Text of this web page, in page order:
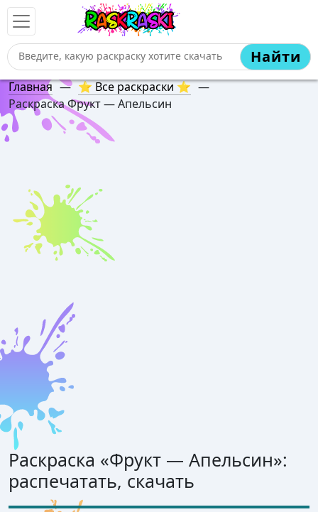
Найти
Главная — ⭐ Все раскраски ⭐ —
Раскраска Фрукт — Апельсин
Раскраска «Фрукт — Апельсин»:
распечатать, скачать